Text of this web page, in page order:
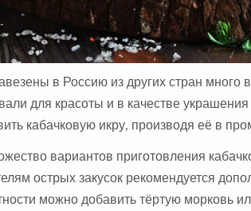
в Россию из других стран
для красоты и в качестве
кабачковую икру, производя её в
вариантов приготовления
острых закусок рекомендуется
можно добавить тёртую морковь